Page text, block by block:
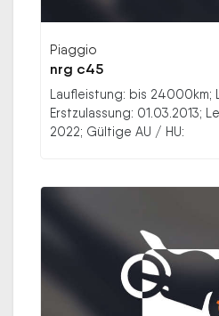
Piaggio
nrg c45
Laufleistung: bis 24000km;
Erstzulassung: 01.03.2013;
2022; Gültige AU / HU: